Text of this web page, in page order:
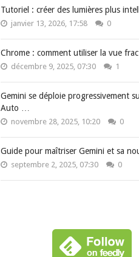
Tutoriel : créer des lumières plus
janvier 13, 2026, 17:58 0
Chrome : comment utiliser la vue
décembre 9, 2025, 07:30 1
Gemini se déploie progressivement
Auto …
novembre 28, 2025, 10:20 0
Guide pour maîtriser Gemini et sa
septembre 2, 2025, 07:30 0